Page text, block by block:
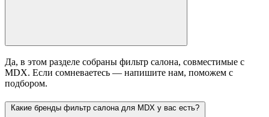
Да, в этом разделе собраны фильтр салона, совместимые с
MDX. Если сомневаетесь — напишите нам, поможем с
подбором.
Какие бренды фильтр салона для MDX у вас есть?